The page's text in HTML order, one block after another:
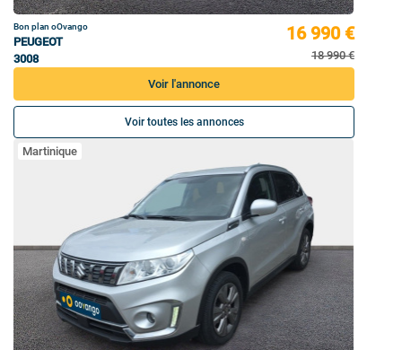
Bon plan oOvango
PEUGEOT
3008
16 990 €
18 990 €
Voir l'annonce
Voir toutes les annonces
Martinique